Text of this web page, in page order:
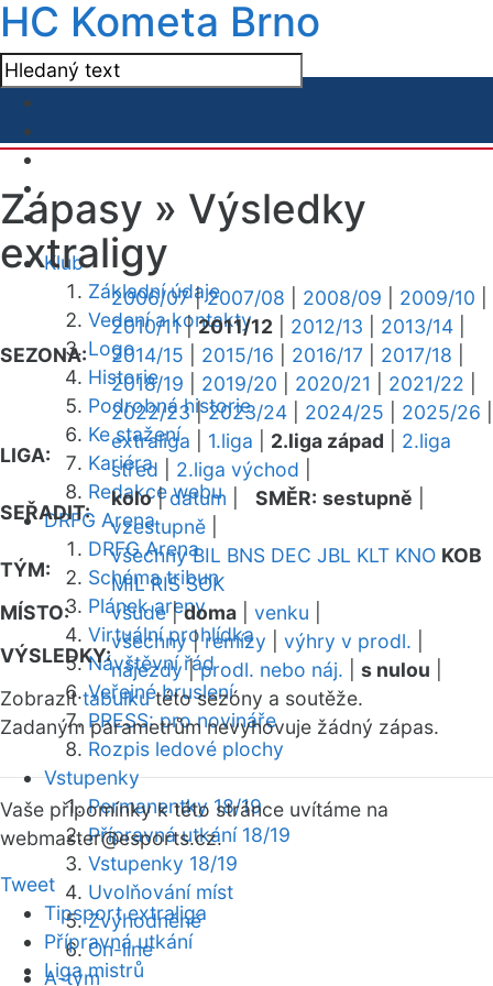
HC Kometa Brno
Klub
Základní údaje
Vedení a kontakty
Logo
Historie
Podrobná historie
Ke stažení
Kariéra
Redakce webu
DRFG Arena
DRFG Arena
Schéma tribun
Plánek areny
Virtuální prohlídka
Návštěvní řád
Veřejné bruslení
PRESS: pro novináře
Rozpis ledové plochy
Vstupenky
Permanentky 18/19
Přípravná utkání 18/19
Vstupenky 18/19
Uvolňování míst
Zvýhodněné
On-line
A-tým
Zápasy » Výsledky
extraligy
SEZONA:
2006/07|2007/08 2008/09 2009/10
2010/11|2011/12 2012/13 2013/14
2014/15
2015/16 2016/17 2017/18
2018/19
2019/20 2020/21 2021/22
2022/23|2023/24 2024/25 2025/26
LIGA:
extraliga 1.liga 2.liga západ
2.liga
střed
2.liga východ
SEŘADIT:
kolo|datum SMĚR: sestupně
vzestupně
TÝM:
všechny BIL BNS DEC JBL KLT KNO KOB
MIL RIS SOK
MÍSTO:
všude|doma venku
VÝSLEDKY:
všechny|remízy výhry v prodl.
nájezdy|prodl. nebo náj. s nulou
Zobrazittabulkutéto sezóny a soutěže.
Zadaným parametrům nevyhovuje žádný zápas.
Vaše připomínky k této stránce uvítáme na
webmaster@esports.cz.
Tweet
Tipsport extraliga
Přípravná utkání
Liga mistrů